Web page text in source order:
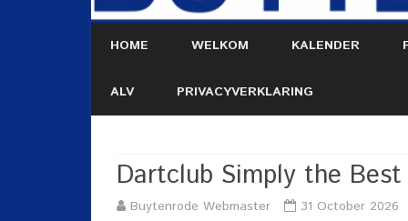
HOME WELKOM KALENDER
ALV PRIVACYVERKLARING
Dartclub Simply the
Buytenrode Webmaster 31 October 2026